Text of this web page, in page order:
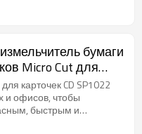
бумаги
Micro Cut для
офисе
карточек CD SP1022
и офисов, чтобы
быстрым и